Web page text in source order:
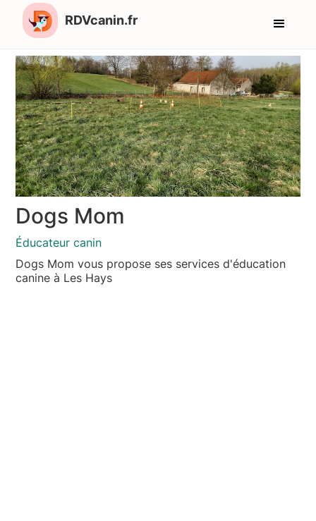
RDVcanin.fr
Dogs Mom
Éducateur canin
Dogs Mom vous propose ses services d'éducation
canine à Les Hays